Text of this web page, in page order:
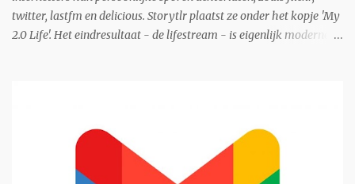
twitter, lastfm en delicious. Storytlr plaatst ze onder het kopje 'My
2.0 Life'. Het eindresultaat - de lifestream - is eigenlijk moderne